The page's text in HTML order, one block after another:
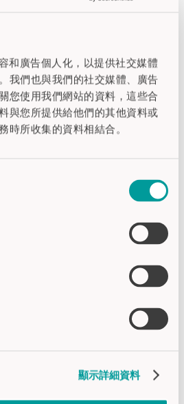
和廣告個人化，以提供社交媒體
我們也與我們的社交媒體、廣告
您使用我們網站的資料，這些合
與您所提供給他們的其他資料或
時所收集的資料相結合。
顯示詳細資料
数据眼镜或条形码扫描
有这些都会导致额外的
亮灯拾取解决方案，每
使拾取过程高效、可靠